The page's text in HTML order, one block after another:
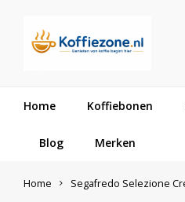
Home Koffiebonen
Blog Merken
Home Segafredo Selezione